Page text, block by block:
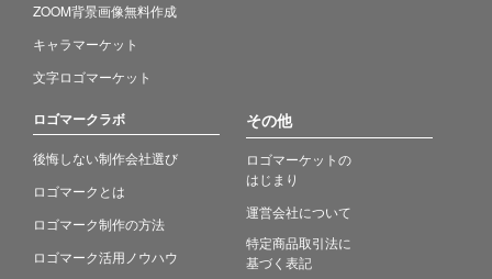
ZOOM背景画像無料作成
キャラマーケット
文字ロゴマーケット
ロゴマークラボ
後悔しない制作会社選び
ロゴマークとは
ロゴマーク制作の方法
ロゴマーク活用ノウハウ
その他
ロゴマーケットの
はじまり
運営会社について
特定商品取引法に
基づく表記